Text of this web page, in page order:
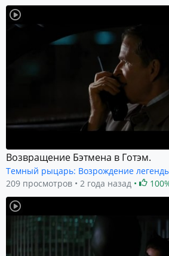
Возвращение Бэтмена в Готэм.
Темный рыцарь: Возрождение
209 просмотров
2 года назад